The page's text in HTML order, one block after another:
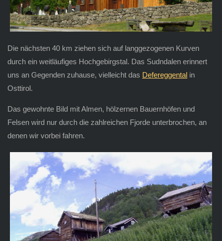
Die nächsten 40 km ziehen sich auf langgezogenen Kurven
durch ein weitläufiges Hochgebirgstal. Das Sudndalen erinnert
uns an Gegenden zuhause, vielleicht das Defereggentalin
Osttirol.
Das gewohnte Bild mit Almen, hölzernen Bauernhöfen und
Felsen wird nur durch die zahlreichen Fjorde unterbrochen, an
denen wir vorbei fahren.